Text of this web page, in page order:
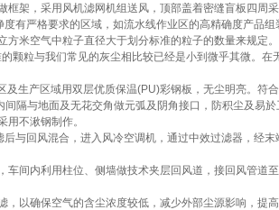
框架，采用风机滤网机组送风，顶部盖着密缝盲板四
有严格要求的区域，如流水线作业区的高精确度产品组
方米空气中粒子直径大于划分标准的粒子的数量来规定
的颗粒与我们常见的灰尘相比较已经是小到微乎其微。
及生产区域用双层优质保温(PU)彩钢板，无尘明亮。符
隔与地面及无花交角做元弧及阴角接口，防积尘及易
用不湫钢制作。
与回风混合，进入风冷空调机，通过中效过滤器，经
车间内利用柱位、侧墙做技术夹层回风道，接回风管道
，以确保空气的含尘浓度较低，减少外部尘源影响，提